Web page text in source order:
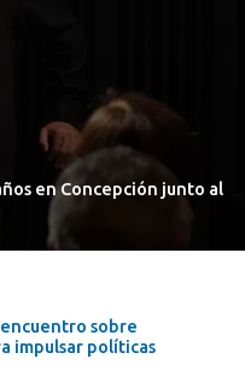
en Concepción junto al
sobre
impulsar políticas